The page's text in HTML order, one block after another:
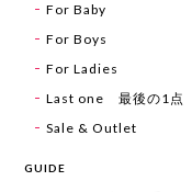
For Baby
For Boys
For Ladies
Last one 最後の1点
Sale & Outlet
GUIDE